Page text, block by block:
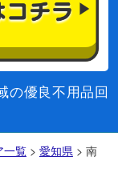
の優良不用品回
一覧> 愛知県 > 南